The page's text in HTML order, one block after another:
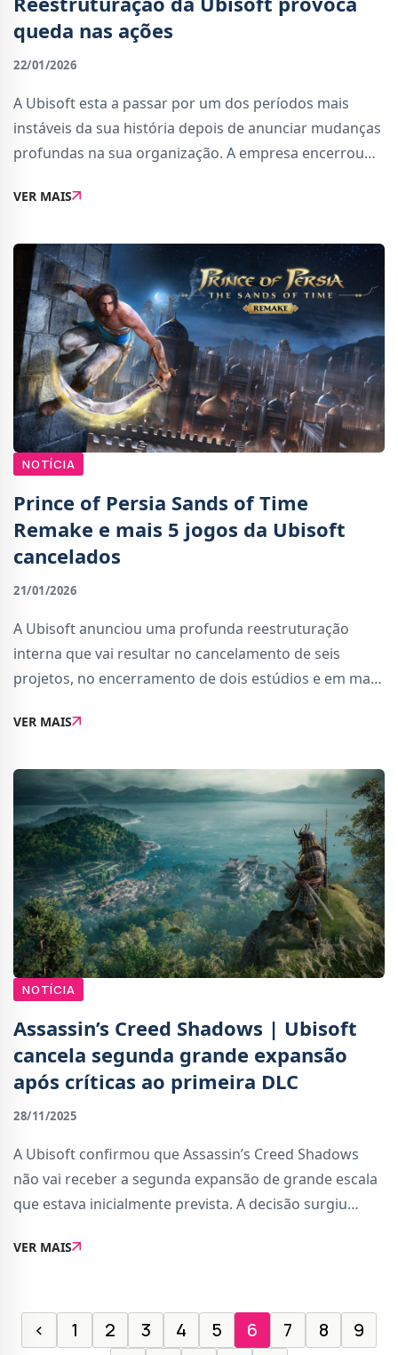
queda nas ações
22/01/2026
A Ubisoft esta a passar por um dos períodos mais
instáveis da sua história depois de anunciar mudanças
profundas na sua organização. A empresa encerrou
desenvolvimento e ajustou o calendário de
VER MAIS
NOTÍCIA
Prince of Persia Sands of Time
Remake e mais 5 jogos da Ubisoft
cancelados
21/01/2026
A Ubisoft anunciou uma profunda reestruturação
interna que vai resultar no cancelamento de seis
projetos, no encerramento de dois estúdios e em mais
adaptar a empresa a um mercado cada vez mais
VER MAIS
NOTÍCIA
Assassin’s Creed Shadows | Ubisoft
cancela segunda grande expansão
após críticas ao primeira DLC
28/11/2025
A Ubisoft confirmou que Assassin’s Creed Shadows
não vai receber a segunda expansão de grande escala
que estava inicialmente prevista. A decisão surgiu
of Awaji, que foi recebido por uma onda de
VER MAIS
‹ 1 2 3 4 5 6 7 8
9